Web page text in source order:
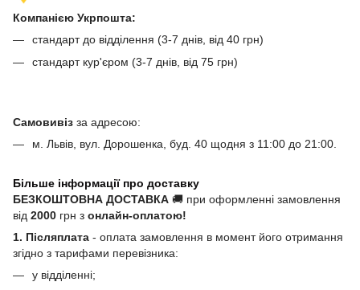
Компанією Укрпошта:
стандарт до відділення (3-7 днів, від 40 грн)
стандарт кур'єром (3-7 днів, від 75 грн)
Самовивіз за адресою:
м. Львів, вул. Дорошенка, буд. 40 щодня з 11:00 до 21:00.
Більше інформації про доставку
БЕЗКОШТОВНА ДОСТАВКА 🚚 при оформленні замовлення
від 2000 грн з онлайн-оплатою!
1. Післяплата - оплата замовлення в момент його отримання
згідно з тарифами перевізника:
у відділенні;